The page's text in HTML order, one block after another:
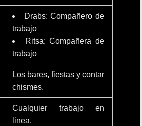
Drabs: Compañero de
trabajo
Ritsa: Compañera de
trabajo
Los bares, fiestas y contar
chismes.
Cualquier trabajo en
linea.